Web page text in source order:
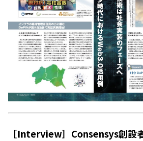
［Interview］Consensys創設